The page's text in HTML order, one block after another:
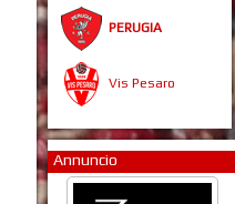
PERUGIA
Vis Pesaro
Annuncio